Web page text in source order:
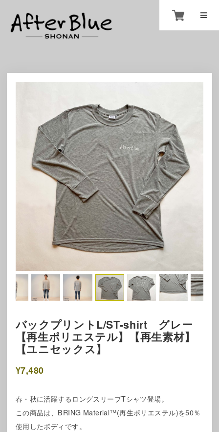
バックプリントL/ST-shirt グレー
【再生ポリエステル】【再生素材】
【ユニセックス】
¥7,480
春・秋に活躍するロングスリーブTシャツ登場。
この商品は、BRING Material™(再生ポリエステル)を50％
使用したボディです。